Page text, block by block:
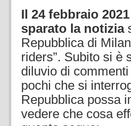
Il 24 febbraio
sparato la notizia
Repubblica di
riders”. Subito si è
diluvio di
pochi che si
Repubblica possa
vedere che cosa